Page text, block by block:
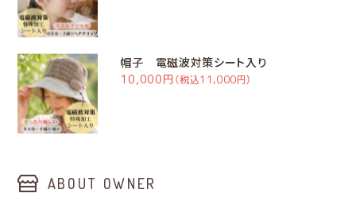
帽子 電磁波対策シート入り
10,000円 （税込11,000円）
ABOUT OWNER